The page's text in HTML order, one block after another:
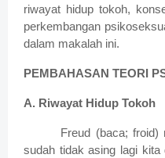
riwayat hidup tokoh,
perkembangan
dalam makalah ini.
PEMBAHASAN TEORI
A. Riwayat Hidup Tokoh
Freud (baca; froid)
sudah tidak asing lagi kita